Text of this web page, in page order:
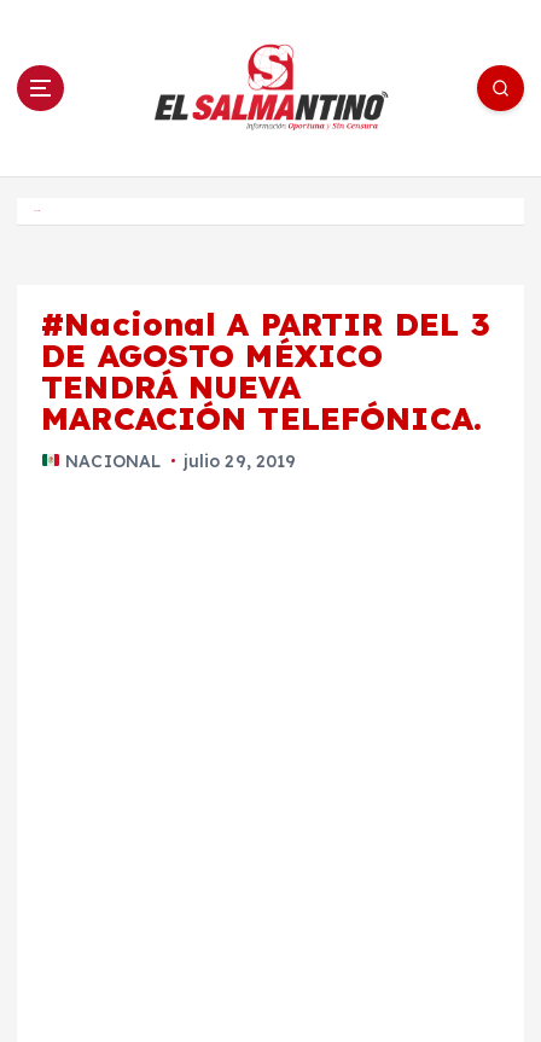
n El Salmantino - medios/noticias/editorial
#Nacional A PARTIR DEL 3
DE AGOSTO MÉXICO
TENDRÁ NUEVA
MARCACIÓN TELEFÓNICA.
NACIONAL julio 29, 2019